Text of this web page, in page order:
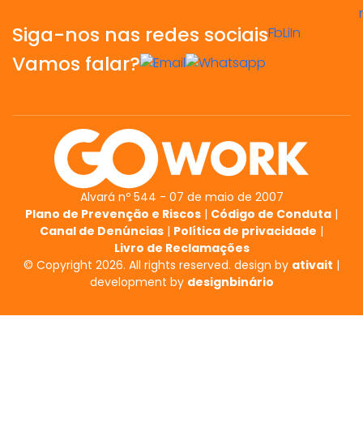
Siga-nos nas redes sociaisFbLiIn
Vamos falar?
Alvará nº 544 - 07 de maio de 2007
Plano de Prevenção e Riscos | Código de Conduta |
Canal de Denúncias | Política de privacidade |
Livro de Reclamações
© Copyright 2026. All rights reserved. design by ativait |
development by designbinário